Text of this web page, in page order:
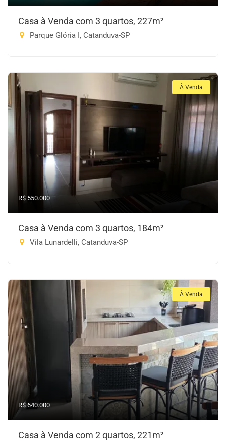
Casa à Venda com 3 quartos, 227m²
Parque Glória I, Catanduva-SP
À Venda
R$ 550.000
Casa à Venda com 3 quartos, 184m²
Vila Lunardelli, Catanduva-SP
À Venda
R$ 640.000
Casa à Venda com 2 quartos, 221m²